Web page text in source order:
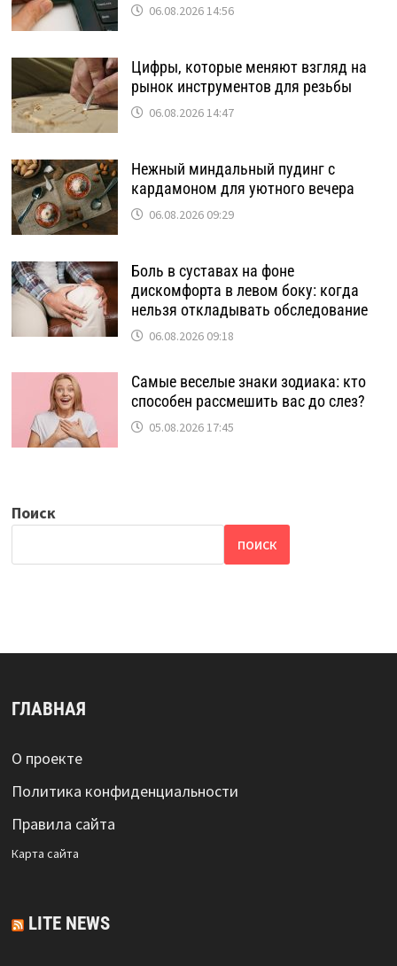
06.08.2026 14:56
Цифры, которые меняют взгляд на
рынок инструментов для резьбы
06.08.2026 14:47
Нежный миндальный пудинг с
кардамоном для уютного вечера
06.08.2026 09:29
Боль в суставах на фоне
дискомфорта в левом боку: когда
нельзя откладывать обследование
06.08.2026 09:18
Самые веселые знаки зодиака: кто
способен рассмешить вас до слез?
05.08.2026 17:45
Поиск
ПОИСК
ГЛАВНАЯ
О проекте
Политика конфиденциальности
Правила сайта
Карта сайта
LITE NEWS